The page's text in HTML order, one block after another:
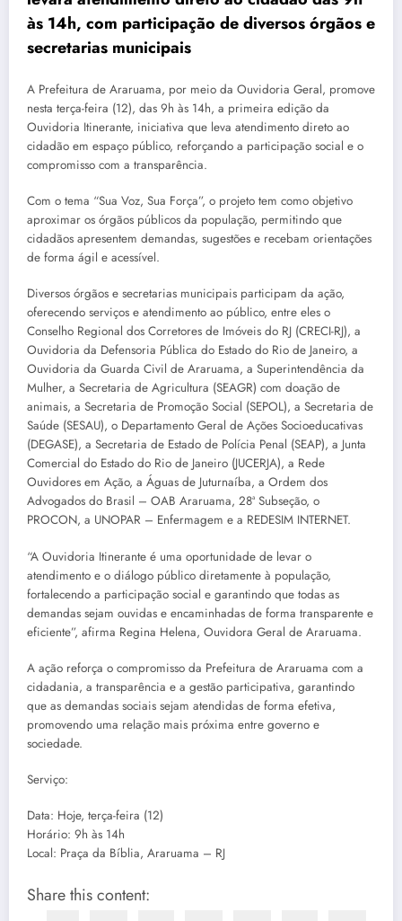
às 14h, com participação de diversos órgãos e
secretarias municipais
A Prefeitura de Araruama, por meio da Ouvidoria Geral, promove
nesta terça-feira (12), das 9h às 14h, a primeira edição da
Ouvidoria Itinerante, iniciativa que leva atendimento direto ao
cidadão em espaço público, reforçando a participação social e o
compromisso com a transparência.
Com o tema “Sua Voz, Sua Força”, o projeto tem como objetivo
aproximar os órgãos públicos da população, permitindo que
cidadãos apresentem demandas, sugestões e recebam orientações
de forma ágil e acessível.
Diversos órgãos e secretarias municipais participam da ação,
oferecendo serviços e atendimento ao público, entre eles o
Conselho Regional dos Corretores de Imóveis do RJ (CRECI-RJ), a
Ouvidoria da Defensoria Pública do Estado do Rio de Janeiro, a
Ouvidoria da Guarda Civil de Araruama, a Superintendência da
Mulher, a Secretaria de Agricultura (SEAGR) com doação de
animais, a Secretaria de Promoção Social (SEPOL), a Secretaria de
Saúde (SESAU), o Departamento Geral de Ações Socioeducativas
(DEGASE), a Secretaria de Estado de Polícia Penal (SEAP), a Junta
Comercial do Estado do Rio de Janeiro (JUCERJA), a Rede
Ouvidores em Ação, a Águas de Juturnaíba, a Ordem dos
Advogados do Brasil – OAB Araruama, 28ª Subseção, o
PROCON, a UNOPAR – Enfermagem e a REDESIM INTERNET.
“A Ouvidoria Itinerante é uma oportunidade de levar o
atendimento e o diálogo público diretamente à população,
fortalecendo a participação social e garantindo que todas as
demandas sejam ouvidas e encaminhadas de forma transparente e
eficiente”, afirma Regina Helena, Ouvidora Geral de Araruama.
A ação reforça o compromisso da Prefeitura de Araruama com a
cidadania, a transparência e a gestão participativa, garantindo
que as demandas sociais sejam atendidas de forma efetiva,
promovendo uma relação mais próxima entre governo e
sociedade.
Serviço:
Data: Hoje, terça-feira (12)
Horário: 9h às 14h
Local: Praça da Bíblia, Araruama – RJ
Share this content: